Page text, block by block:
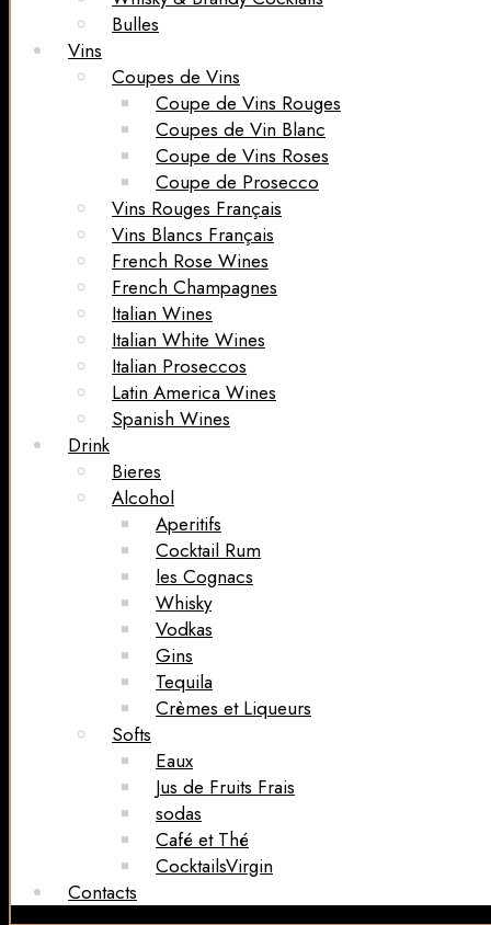
Bulles
Vins
Coupes de Vins
Coupe de Vins Rouges
Coupes de Vin Blanc
Coupe de Vins Roses
Coupe de Prosecco
Vins Rouges Français
Vins Blancs Français
French Rose Wines
French Champagnes
Italian Wines
Italian White Wines
Italian Proseccos
Latin America Wines
Spanish Wines
Drink
Bieres
Alcohol
Aperitifs
Cocktail Rum
les Cognacs
Whisky
Vodkas
Gins
Tequila
Crèmes et Liqueurs
Softs
Eaux
Jus de Fruits Frais
sodas
Café et Thé
CocktailsVirgin​
Contacts